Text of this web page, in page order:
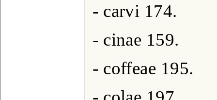
- carvi 174.
- cinae 159.
- coffeae 195.